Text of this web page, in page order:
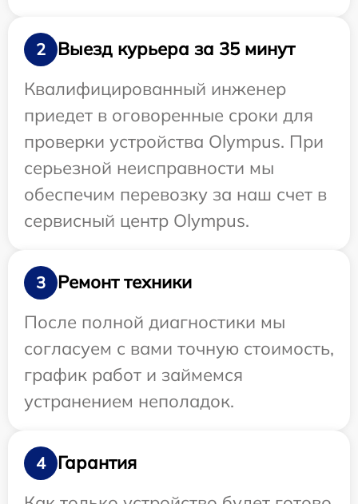
2
Выезд курьера за 35 минут
Квалифицированный инженер
приедет в оговоренные сроки для
проверки устройства Olympus. При
серьезной неисправности мы
обеспечим перевозку за наш счет в
сервисный центр Olympus.
3
Ремонт техники
После полной диагностики мы
согласуем с вами точную стоимость,
график работ и займемся
устранением неполадок.
4
Гарантия